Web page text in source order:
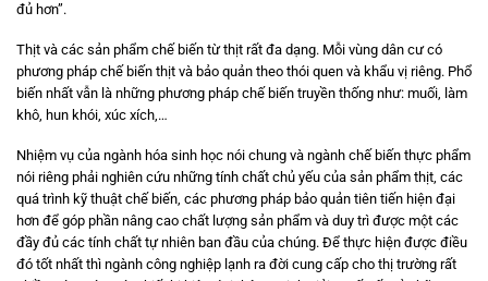
đủ hơn”.
Thịt và các sản phẩm chế biến từ thịt rất đa dạng. Mỗi vùng dân cư có
phương pháp chế biến thịt và bảo quản theo thói quen và khẩu vị riêng. Phổ
biến nhất vẫn là những phương pháp chế biến truyền thống như: muối, làm
khô, hun khói, xúc xích,…
Nhiệm vụ của ngành hóa sinh học nói chung và ngành chế biến thực phẩm
nói riêng phải nghiên cứu những tính chất chủ yếu của sản phẩm thịt, các
quá trình kỹ thuật chế biến, các phương pháp bảo quản tiên tiến hiện đại
hơn để góp phần nâng cao chất lượng sản phẩm và duy trì được một các
đầy đủ các tính chất tự nhiên ban đầu của chúng. Để thực hiện được điều
đó tốt nhất thì ngành công nghiệp lạnh ra đời cung cấp cho thị trường rất